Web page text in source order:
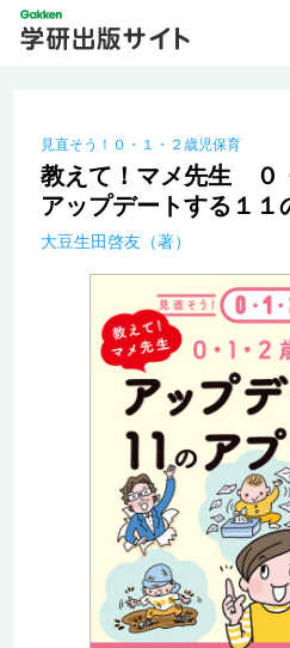
見直そう！０・１・２歳児保育
教えて！マメ先生 ０
アップデートする１１
大豆生田啓友（著）